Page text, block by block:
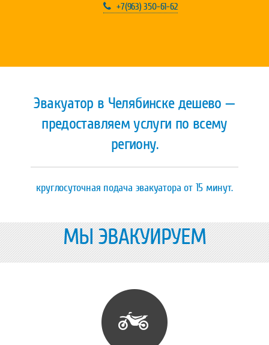
+7(963) 350-61-62
Эвакуатор в Челябинске дешево —
предоставляем услуги по всему
региону.
круглосуточная подача эвакуатора от 15 минут.
МЫ ЭВАКУИРУЕМ